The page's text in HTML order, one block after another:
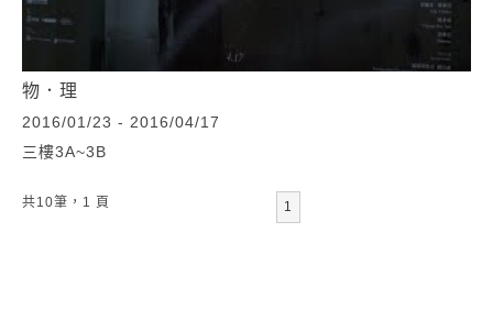
物．理
2016/01/23 - 2016/04/17
三樓3A~3B
1
共10筆，1 頁